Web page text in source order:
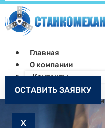
Главная
О компании
Контакты
Как заказать
Запчасти к станкам
X
ОСТАВИТЬ ЗАЯВКУ